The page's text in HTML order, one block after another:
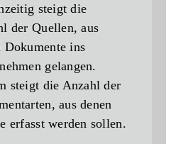
steigt die
der Quellen, aus
Dokumente ins
gelangen.
steigt die Anzahl der
, aus denen
erfasst werden sollen.